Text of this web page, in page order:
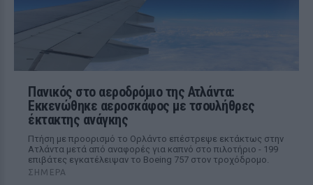
Πανικός στο αεροδρόμιο της Ατλάντα:
Εκκενώθηκε αεροσκάφος με τσουλήθρες
έκτακτης ανάγκης
Πτήση με προορισμό το Ορλάντο επέστρεψε εκτάκτως στην
Ατλάντα μετά από αναφορές για καπνό στο πιλοτήριο - 199
επιβάτες εγκατέλειψαν το Boeing 757 στον τροχόδρομο.
ΣΉΜΕΡΑ